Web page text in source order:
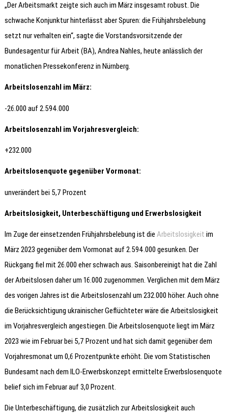
„Der Arbeitsmarkt zeigte sich auch im März insgesamt robust. Die
schwache Konjunktur hinterlässt aber Spuren: die Frühjahrsbelebung
setzt nur verhalten ein“, sagte die Vorstandsvorsitzende der
Bundesagentur für Arbeit (BA), Andrea Nahles, heute anlässlich der
monatlichen Pressekonferenz in Nürnberg.
Arbeitslosenzahl im März:
-26.000 auf 2.594.000
Arbeitslosenzahl im Vorjahresvergleich:
+232.000
Arbeitslosenquote gegenüber Vormonat:
unverändert bei 5,7 Prozent
Arbeitslosigkeit, Unterbeschäftigung und Erwerbslosigkeit
Im Zuge der einsetzenden Frühjahrsbelebung ist dieArbeitslosigkeitim
März 2023 gegenüber dem Vormonat auf 2.594.000 gesunken. Der
Rückgang fiel mit 26.000 eher schwach aus. Saisonbereinigt hat die Zahl
der Arbeitslosen daher um 16.000 zugenommen. Verglichen mit dem März
des vorigen Jahres ist die Arbeitslosenzahl um 232.000 höher. Auch ohne
die Berücksichtigung ukrainischer Geflüchteter wäre die Arbeitslosigkeit
im Vorjahresvergleich angestiegen. Die Arbeitslosenquote liegt im März
2023 wie im Februar bei 5,7 Prozent und hat sich damit gegenüber dem
Vorjahresmonat um 0,6 Prozentpunkte erhöht. Die vom Statistischen
Bundesamt nach dem ILO-Erwerbskonzept ermittelte Erwerbslosenquote
belief sich im Februar auf 3,0 Prozent.
Die Unterbeschäftigung, die zusätzlich zur Arbeitslosigkeit auch